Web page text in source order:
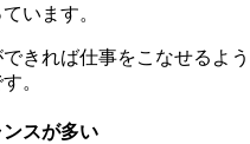
います。
きれば仕事をこなせるよう
。
スが多い